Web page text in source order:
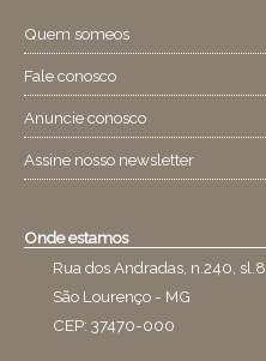
Quem someos
Fale conosco
Anuncie conosco
Assine nosso newsletter
Onde estamos
Rua dos Andradas, n.240, sl.8
São Lourenço - MG
CEP: 37470-000